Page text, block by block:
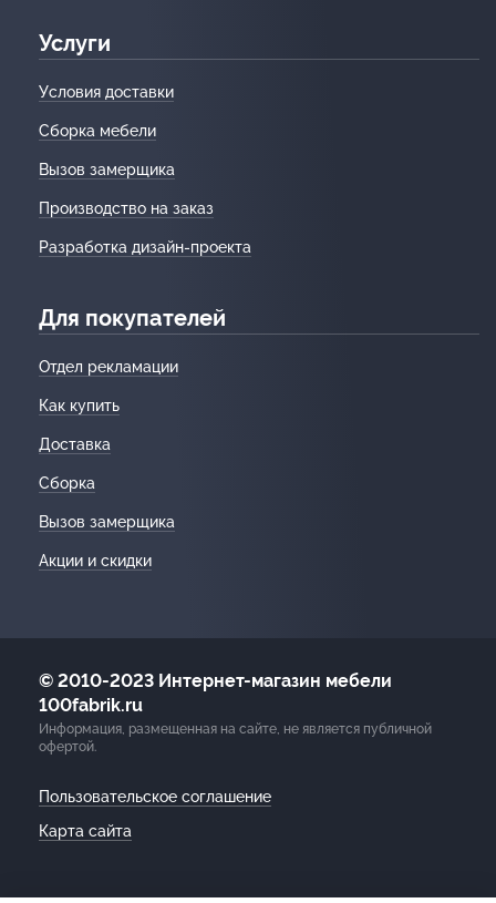
Услуги
Условия доставки
Сборка мебели
Вызов замерщика
Производство на заказ
Разработка дизайн-проекта
Для покупателей
Отдел рекламации
Как купить
Доставка
Сборка
Вызов замерщика
Акции и скидки
© 2010-2023 Интернет-магазин мебели
100fabrik.ru
Информация, размещенная на сайте, не является публичной
офертой.
Пользовательское соглашение
Карта сайта